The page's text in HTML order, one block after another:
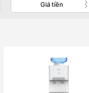
Giá tiền